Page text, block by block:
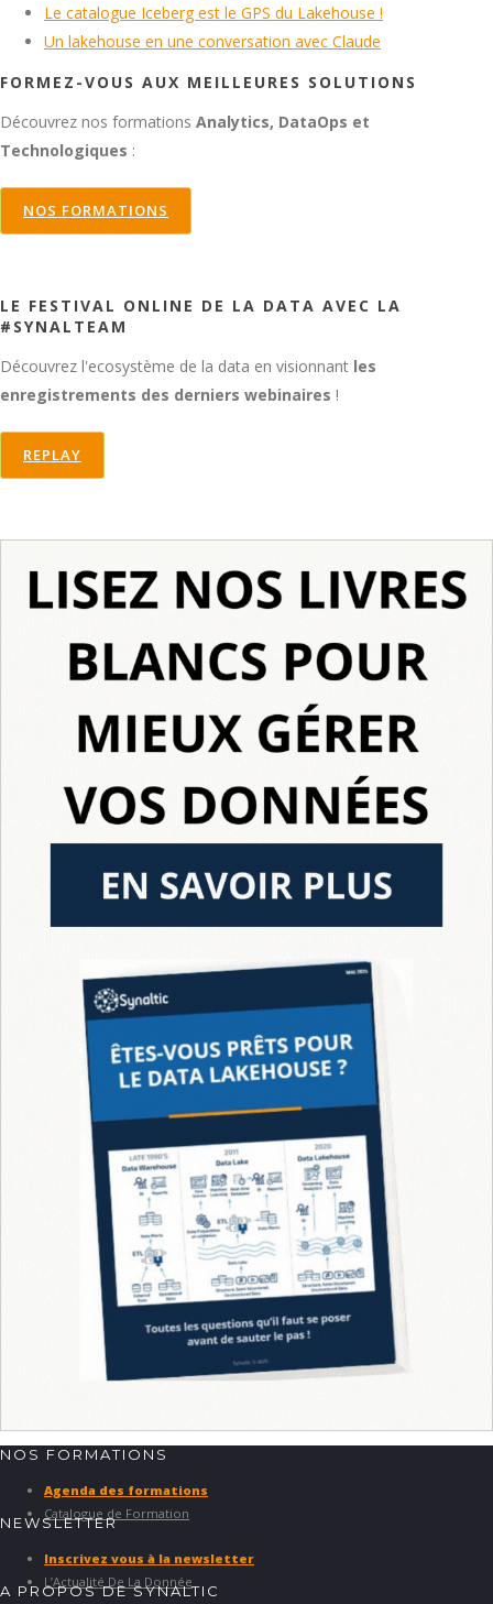
Le catalogue Iceberg est le GPS du Lakehouse !
Un lakehouse en une conversation avec Claude
FORMEZ-VOUS AUX MEILLEURES SOLUTIONS
Découvrez nos formations Analytics, DataOps et
Technologiques :
NOS FORMATIONS
LE FESTIVAL ONLINE DE LA DATA AVEC LA
#SYNALTEAM
Découvrez l'ecosystème de la data en visionnant les
enregistrements des derniers webinaires !
REPLAY
NOS FORMATIONS
Agenda des formations
Catalogue de Formation
NEWSLETTER
Inscrivez vous à la newsletter
L’Actualité De La Donnée
A PROPOS DE SYNALTIC